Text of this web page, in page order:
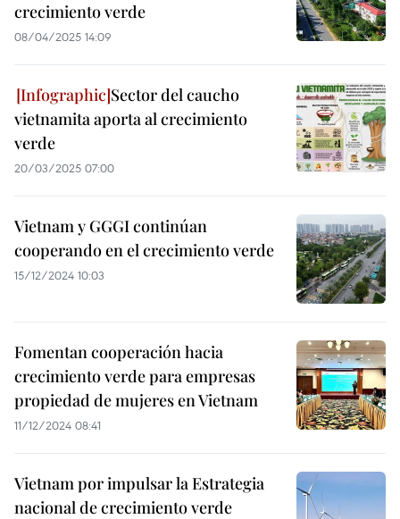
crecimiento verde
08/04/2025 14:09
Sector del caucho
vietnamita aporta al crecimiento
verde
20/03/2025 07:00
Vietnam y GGGI continúan
cooperando en el crecimiento verde
15/12/2024 10:03
Fomentan cooperación hacia
crecimiento verde para empresas
propiedad de mujeres en Vietnam
11/12/2024 08:41
Vietnam por impulsar la Estrategia
nacional de crecimiento verde